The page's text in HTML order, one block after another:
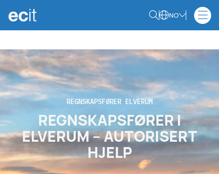
NO
REGNSKAPSFØRER ELVERUM
REGNSKAPSFØRER I
ELVERUM – AUTORISERT
HJELP